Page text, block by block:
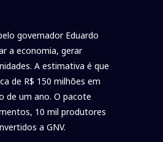
governador Eduardo
a economia, gerar
A estimativa é que
de R$ 150 milhões em
de um ano. O pacote
10 mil produtores
a GNV.